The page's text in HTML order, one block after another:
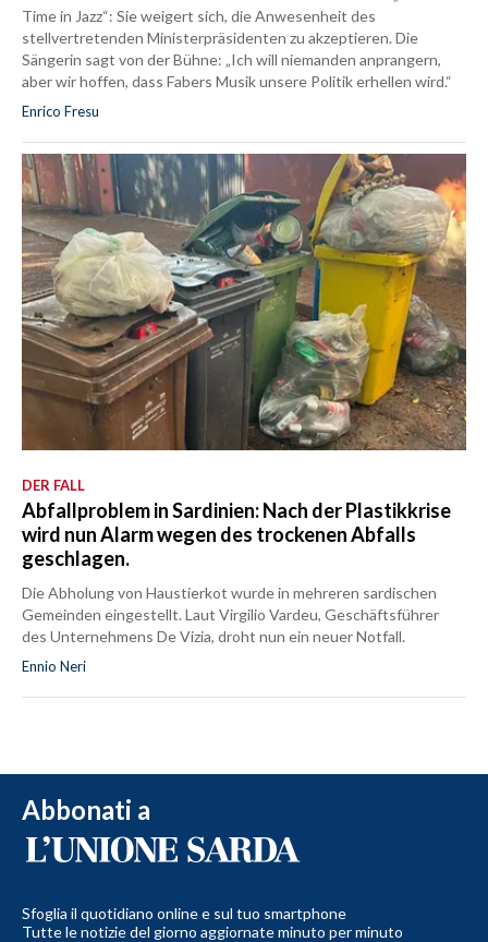
Time in Jazz“: Sie weigert sich, die Anwesenheit des
stellvertretenden Ministerpräsidenten zu akzeptieren. Die
Sängerin sagt von der Bühne: „Ich will niemanden anprangern,
aber wir hoffen, dass Fabers Musik unsere Politik erhellen wird.“
Enrico Fresu
DER FALL
Abfallproblem in Sardinien: Nach der Plastikkrise
wird nun Alarm wegen des trockenen Abfalls
geschlagen.
Die Abholung von Haustierkot wurde in mehreren sardischen
Gemeinden eingestellt. Laut Virgilio Vardeu, Geschäftsführer
des Unternehmens De Vizia, droht nun ein neuer Notfall.
Ennio Neri
Abbonati a
Sfoglia il quotidiano online e sul tuo smartphone
Tutte le notizie del giorno aggiornate minuto per minuto